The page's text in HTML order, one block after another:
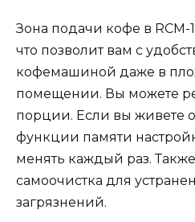
Зона подачи кофе в RCM-
что позволит вам с
кофемашиной даже в
помещении. Вы можете
порции. Если вы живете
функции памяти
менять каждый раз.
самоочистка для
загрязнений.